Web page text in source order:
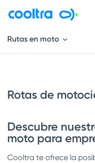
Rutas en moto
Rotas de
Descubre
moto para
Cooltra te ofrece la